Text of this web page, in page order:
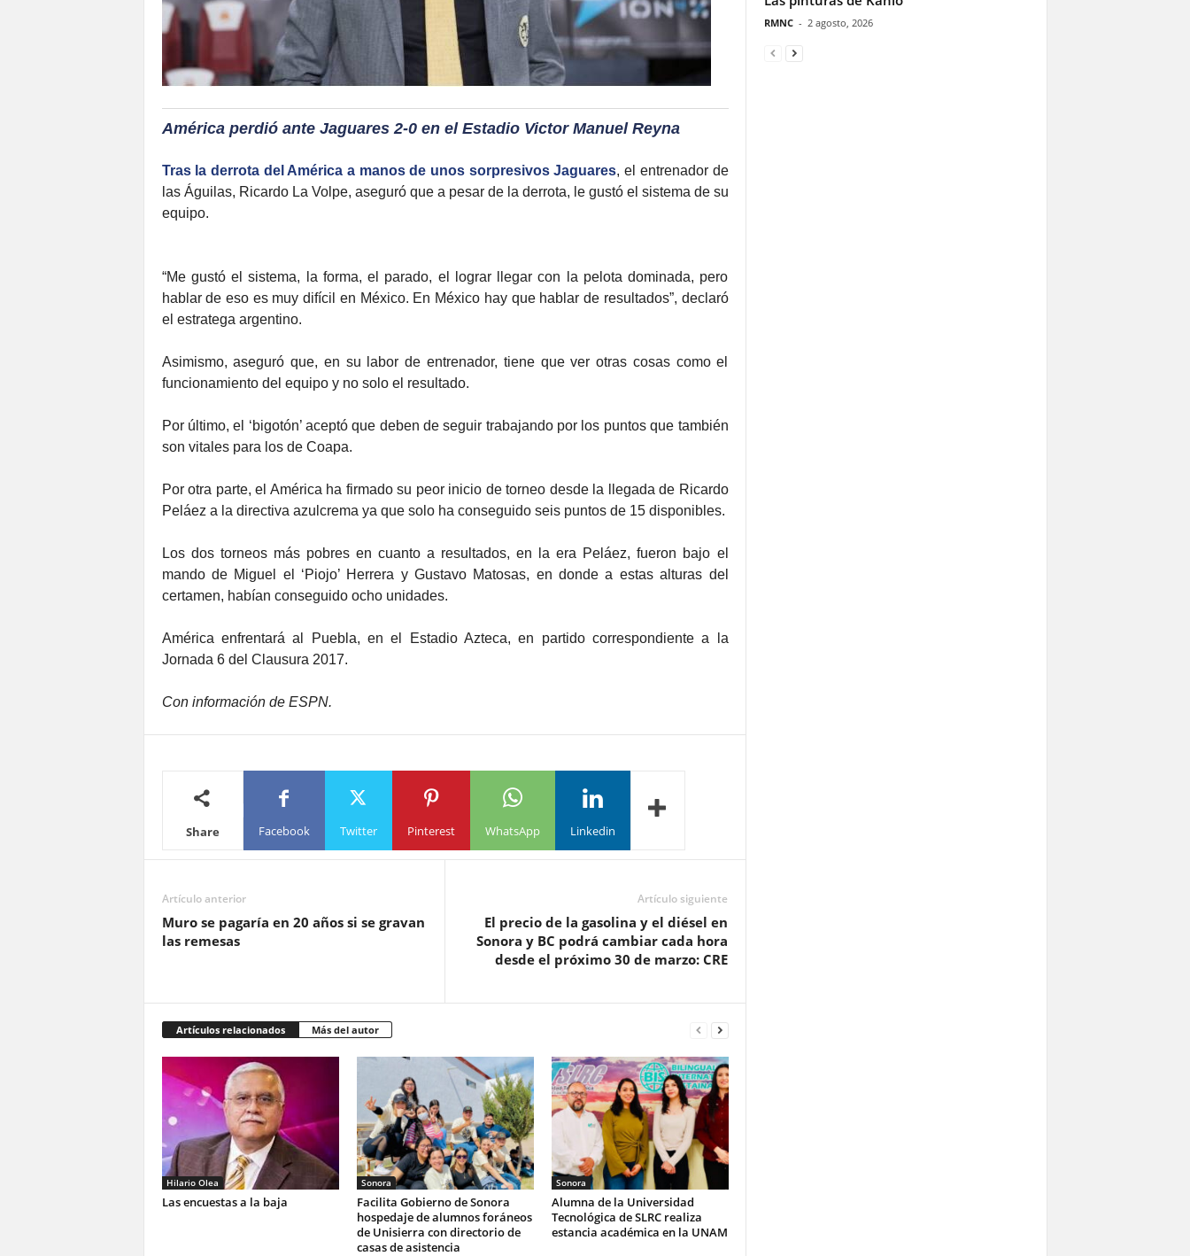
América perdió ante Jaguares 2-0 en el Estadio Victor Manuel Reyna
Tras la derrota del América a manos de unos sorpresivos Jaguares, el entrenador de
las Águilas, Ricardo La Volpe, aseguró que a pesar de la derrota, le gustó el sistema de su
equipo.
“Me gustó el sistema, la forma, el parado, el lograr llegar con la pelota dominada, pero
hablar de eso es muy difícil en México. En México hay que hablar de resultados”, declaró
el estratega argentino.
Asimismo, aseguró que, en su labor de entrenador, tiene que ver otras cosas como el
funcionamiento del equipo y no solo el resultado.
Por último, el ‘bigotón’ aceptó que deben de seguir trabajando por los puntos que también
son vitales para los de Coapa.
Por otra parte, el América ha firmado su peor inicio de torneo desde la llegada de Ricardo
Peláez a la directiva azulcrema ya que solo ha conseguido seis puntos de 15 disponibles.
Los dos torneos más pobres en cuanto a resultados, en la era Peláez, fueron bajo el
mando de Miguel el ‘Piojo’ Herrera y Gustavo Matosas, en donde a estas alturas del
certamen, habían conseguido ocho unidades.
América enfrentará al Puebla, en el Estadio Azteca, en partido correspondiente a la
Jornada 6 del Clausura 2017.
Con información de ESPN.
Share Facebook Twitter Pinterest WhatsApp Linkedin
Artículo anterior
Muro se pagaría en 20 años si se gravan
las remesas
Artículo siguiente
El precio de la gasolina y el diésel en
Sonora y BC podrá cambiar cada hora
desde el próximo 30 de marzo: CRE
Artículos relacionados Más del autor
Hilario Olea
Las encuestas a la baja
Sonora
Facilita Gobierno de Sonora
hospedaje de alumnos foráneos
de Unisierra con directorio de
casas de asistencia
Sonora
Alumna de la Universidad
Tecnológica de SLRC realiza
estancia académica en la UNAM
RMNC - 2 agosto, 2026